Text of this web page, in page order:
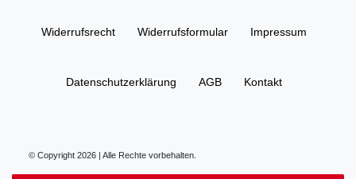
Widerrufs­recht Widerrufs­formular Impressum
Daten­schutz­erklärung AGB Kontakt
© Copyright 2026 | Alle Rechte vorbehalten.